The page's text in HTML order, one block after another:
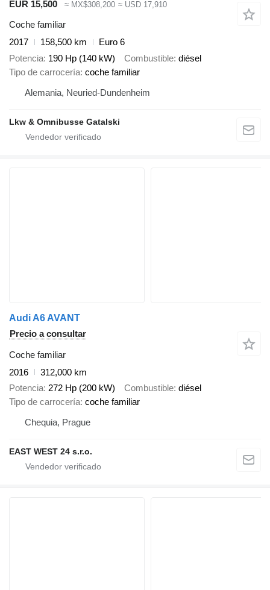
EUR 15,500 ≈ MX$308,200 ≈ USD 17,910
Coche familiar
2017
158,500 km
Euro 6
Potencia 190 Hp (140 kW) Combustible diésel
Tipo de carrocería coche familiar
Alemania, Neuried-Dundenheim
Lkw & Omnibusse Gatalski
Audi A6 AVANT
Precio a consultar
Coche familiar
2016
312,000 km
Potencia 272 Hp (200 kW) Combustible diésel
Tipo de carrocería coche familiar
Chequia, Prague
EAST WEST 24 s.r.o.